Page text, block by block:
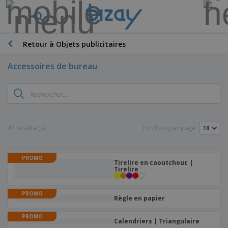
Retour à Objets publicitaires
Accessoires de bureau
44 résultat(s) Produits par page:
PROMO
Tirelire en caoutchouc |
Tirelire
PROMO
Règle en papier
PROMO
Calendriers | Triangulaire